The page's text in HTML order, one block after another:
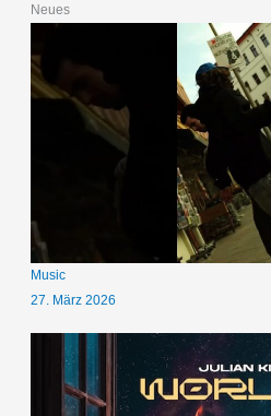
Neues
Music
27. März 2026